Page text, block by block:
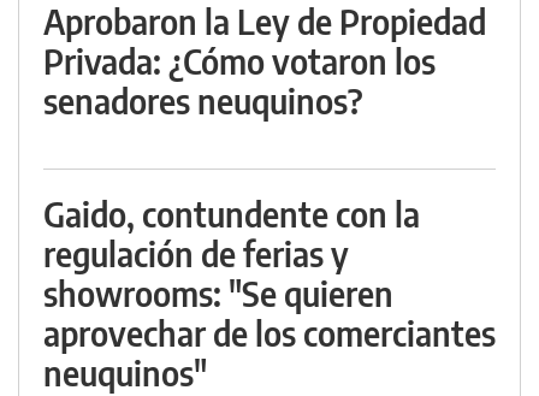
Aprobaron la Ley de Propiedad
Privada: ¿Cómo votaron los
senadores neuquinos?
Gaido, contundente con la
regulación de ferias y
showrooms: "Se quieren
aprovechar de los comerciantes
neuquinos"